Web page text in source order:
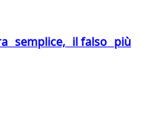
semplice, il falso più